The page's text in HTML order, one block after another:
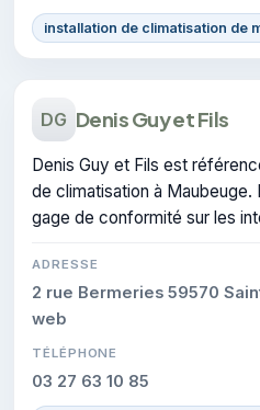
installation de climatisation de
DG Denis Guy et Fils
Denis Guy et Fils est
de climatisation à Maubeuge.
gage de conformité sur les
ADRESSE
2 rue Bermeries 59570
web
TÉLÉPHONE
03 27 63 10 85